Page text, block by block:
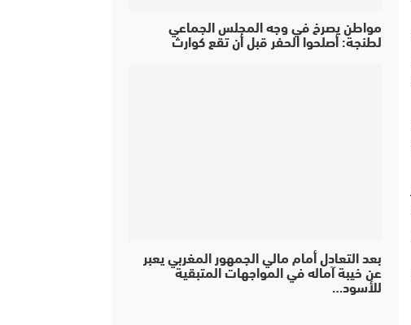
مواطن يصرخ في وجه المجلس الجماعي
لطنجة: أصلحوا الحفر قبل أن تقع كوارث
بعد التعادل أمام مالي الجمهور المغربي يعبر
عن خيبة آماله في المواجهات المتبقية
للأسود…